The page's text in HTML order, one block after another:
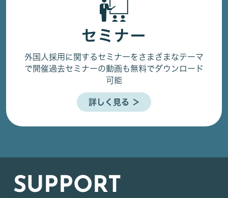
セミナー
外国人採用に関するセミナーをさまざまなテーマ
で開催過去セミナーの動画も無料でダウンロード
可能
詳しく見る ＞
SUPPORT